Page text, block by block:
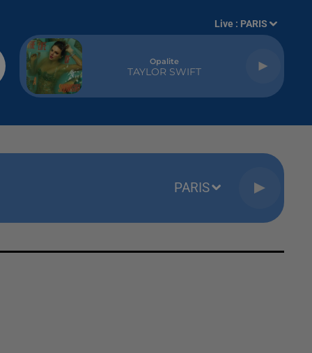
Live : PARIS
Opalite
TAYLOR SWIFT
PARIS